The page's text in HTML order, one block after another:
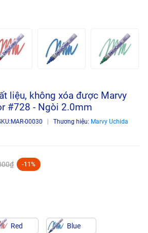
liệu, không xóa được Marvy
#728 - Ngòi 2.0mm
MAR-00030 Thương hiệu: Marvy Uchida
-11%
Red Blue